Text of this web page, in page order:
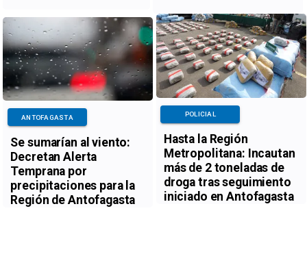
Se sumarían al viento:
Decretan Alerta
Temprana por
precipitaciones para la
Región de Antofagasta
ANTOFAGASTA
Hasta la Región
Metropolitana: Incautan
más de 2 toneladas de
droga tras seguimiento
iniciado en Antofagasta
POLICIAL